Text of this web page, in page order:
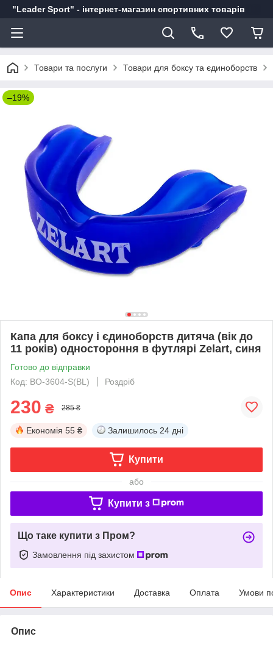
"Leader Sport" - інтернет-магазин спортивних товарів
Товари та послуги Товари для боксу та єдиноборств
–19%
Капа для боксу і єдиноборств дитяча (вік до
11 років) одностороння в футлярі Zelart, синя
Готово до відправки
Код: BO-3604-S(BL)
Роздріб
230 ₴ 285 ₴
Економія 55 ₴ Залишилось 24 дні
Купити
або
Купити з
Що таке купити з Пром?
Замовлення під захистом
Опис Характеристики Доставка Оплата Умови
Опис